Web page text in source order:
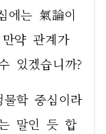
에는 氣論이
약 관계가
있겠습니까?
학 중심이라
말인 듯 합